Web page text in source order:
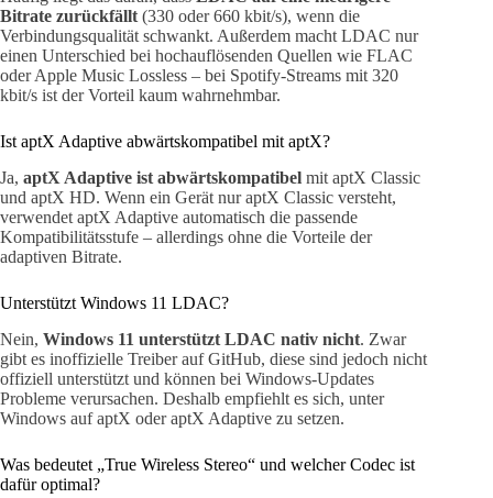
Bitrate zurückfällt (330 oder 660 kbit/s), wenn die
Verbindungsqualität schwankt. Außerdem macht LDAC nur
einen Unterschied bei hochauflösenden Quellen wie FLAC
oder Apple Music Lossless – bei Spotify-Streams mit 320
kbit/s ist der Vorteil kaum wahrnehmbar.
Ist aptX Adaptive abwärtskompatibel mit aptX?
Ja, aptX Adaptive ist abwärtskompatibel mit aptX Classic
und aptX HD. Wenn ein Gerät nur aptX Classic versteht,
verwendet aptX Adaptive automatisch die passende
Kompatibilitätsstufe – allerdings ohne die Vorteile der
adaptiven Bitrate.
Unterstützt Windows 11 LDAC?
Nein, Windows 11 unterstützt LDAC nativ nicht. Zwar
gibt es inoffizielle Treiber auf GitHub, diese sind jedoch nicht
offiziell unterstützt und können bei Windows-Updates
Probleme verursachen. Deshalb empfiehlt es sich, unter
Windows auf aptX oder aptX Adaptive zu setzen.
Was bedeutet „True Wireless Stereo“ und welcher Codec ist
dafür optimal?